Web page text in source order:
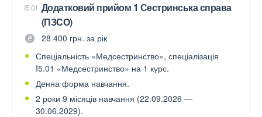
I5.01 Додатковий прийом 1 Сестринська справа
(ПЗСО)
28 400 грн. за рік
Спеціальність «Медсестринство», спеціалізація
I5.01 «Медсестринство» на 1 курс.
Денна форма навчання.
2 роки 9 місяців навчання (22.09.2026 —
30.06.2029).